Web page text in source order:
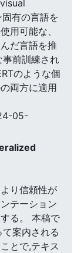
有の言語を
用可能な、
だ言語を推
事前訓練され
のような個
両方に適用
05-
り信頼性が
テーション
る。 本稿で
案内される
とで,テキス